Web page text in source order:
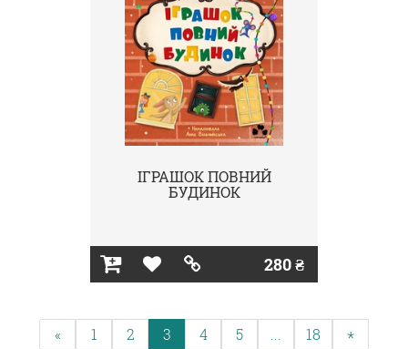
ІГРАШОК ПОВНИЙ
БУДИНОК
280 ₴
« 1 2 3 4 5 18 *